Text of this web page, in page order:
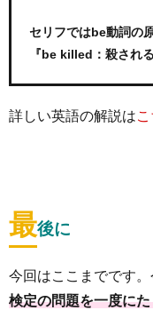
セリフではbe動詞の
『be killed：殺され
詳しい英語の解説は
最後に
今回はここまでです
検定の問題を一度に